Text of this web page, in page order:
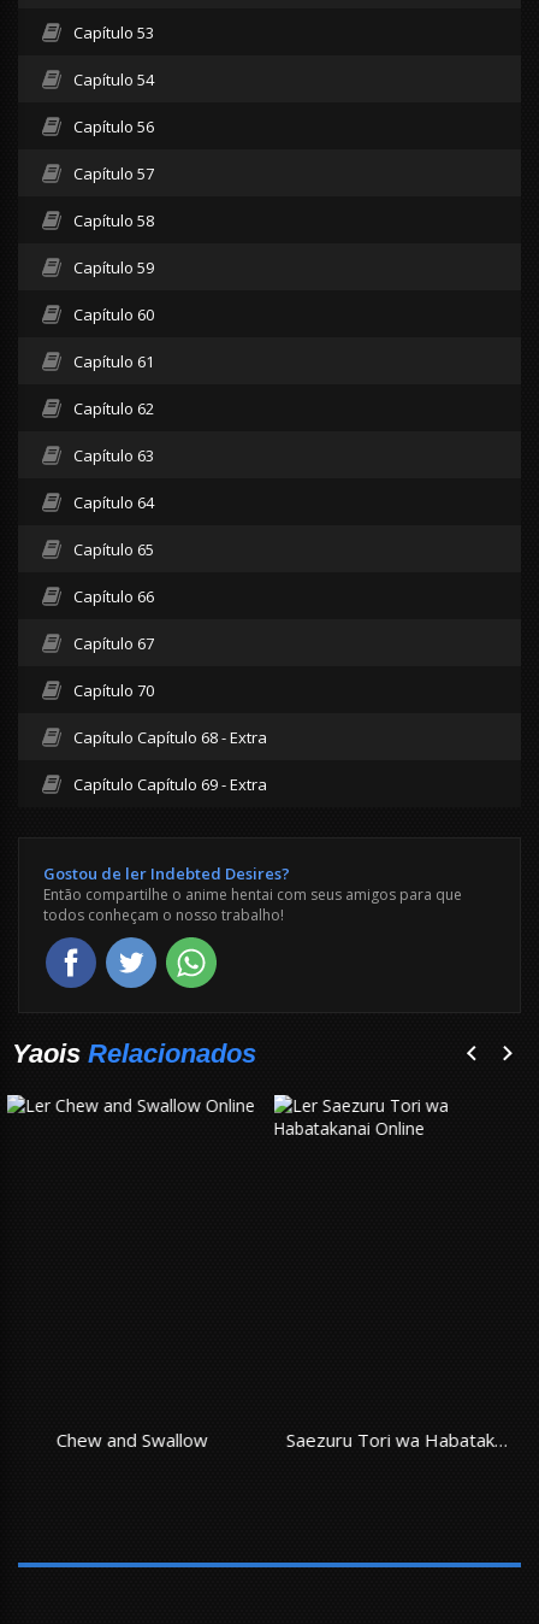
Capítulo 53
Capítulo 54
Capítulo 56
Capítulo 57
Capítulo 58
Capítulo 59
Capítulo 60
Capítulo 61
Capítulo 62
Capítulo 63
Capítulo 64
Capítulo 65
Capítulo 66
Capítulo 67
Capítulo 70
Capítulo Capítulo 68 - Extra
Capítulo Capítulo 69 - Extra
Gostou de ler Indebted Desires?
Então compartilhe o anime hentai com seus amigos para que
todos conheçam o nosso trabalho!
Yaois Relacionados